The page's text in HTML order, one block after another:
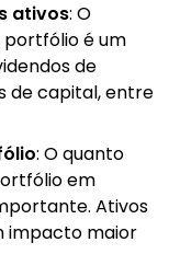
ativos: O
é um
de
de capital, entre
: O quanto
em
Ativos
impacto maior